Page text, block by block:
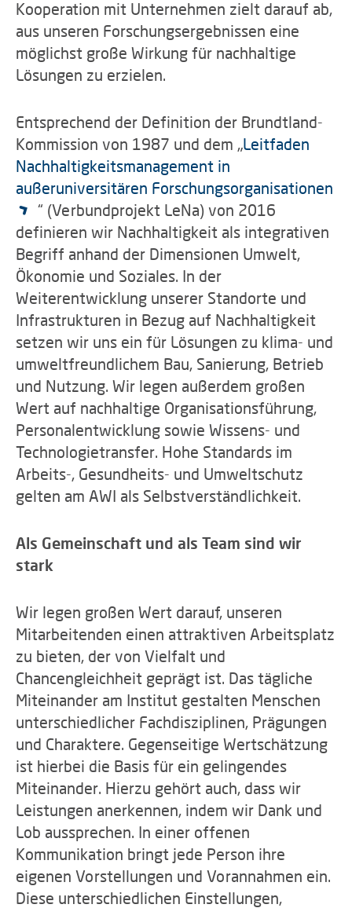
Kooperation mit Unternehmen zielt darauf ab,
aus unseren Forschungsergebnissen eine
möglichst große Wirkung für nachhaltige
Lösungen zu erzielen.
Entsprechend der Definition der Brundtland-
Kommission von 1987 und dem „Leitfaden
Nachhaltigkeitsmanagement in
außeruniversitären Forschungsorganisationen
“ (Verbundprojekt LeNa) von 2016
definieren wir Nachhaltigkeit als integrativen
Begriff anhand der Dimensionen Umwelt,
Ökonomie und Soziales. In der
Weiterentwicklung unserer Standorte und
Infrastrukturen in Bezug auf Nachhaltigkeit
setzen wir uns ein für Lösungen zu klima- und
umweltfreundlichem Bau, Sanierung, Betrieb
und Nutzung. Wir legen außerdem großen
Wert auf nachhaltige Organisationsführung,
Personalentwicklung sowie Wissens- und
Technologietransfer. Hohe Standards im
Arbeits-, Gesundheits- und Umweltschutz
gelten am AWI als Selbstverständlichkeit.
Als Gemeinschaft und als Team sind wir
stark
Wir legen großen Wert darauf, unseren
Mitarbeitenden einen attraktiven Arbeitsplatz
zu bieten, der von Vielfalt und
Chancengleichheit geprägt ist. Das tägliche
Miteinander am Institut gestalten Menschen
unterschiedlicher Fachdisziplinen, Prägungen
und Charaktere. Gegenseitige Wertschätzung
ist hierbei die Basis für ein gelingendes
Miteinander. Hierzu gehört auch, dass wir
Leistungen anerkennen, indem wir Dank und
Lob aussprechen. In einer offenen
Kommunikation bringt jede Person ihre
eigenen Vorstellungen und Vorannahmen ein.
Diese unterschiedlichen Einstellungen,